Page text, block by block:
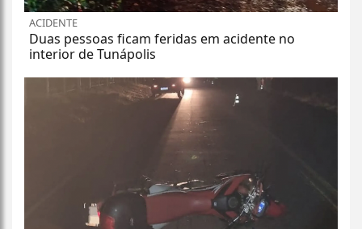
ACIDENTE
Duas pessoas ficam feridas em acidente no
interior de Tunápolis